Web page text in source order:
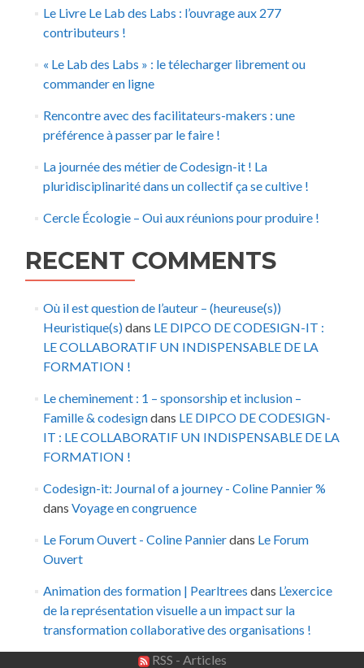
Le Livre Le Lab des Labs : l’ouvrage aux 277
contributeurs !
« Le Lab des Labs » : le télecharger librement ou
commander en ligne
Rencontre avec des facilitateurs-makers : une
préférence à passer par le faire !
La journée des métier de Codesign-it ! La
pluridisciplinarité dans un collectif ça se cultive !
Cercle Écologie – Oui aux réunions pour produire !
RECENT COMMENTS
Où il est question de l’auteur – (heureuse(s))
Heuristique(s)dans LE DIPCO DE CODESIGN-IT :
LE COLLABORATIF UN INDISPENSABLE DE LA
FORMATION !
Le cheminement : 1 – sponsorship et inclusion –
Famille & codesigndans LE DIPCO DE CODESIGN-
IT : LE COLLABORATIF UN INDISPENSABLE DE LA
FORMATION !
Codesign-it: Journal of a journey - Coline Pannier %
dans Voyage en congruence
Le Forum Ouvert - Coline Pannierdans Le Forum
Ouvert
Animation des formation | Pearltrees dans L’exercice
de la représentation visuelle a un impact sur la
transformation collaborative des organisations !
RSS - Articles